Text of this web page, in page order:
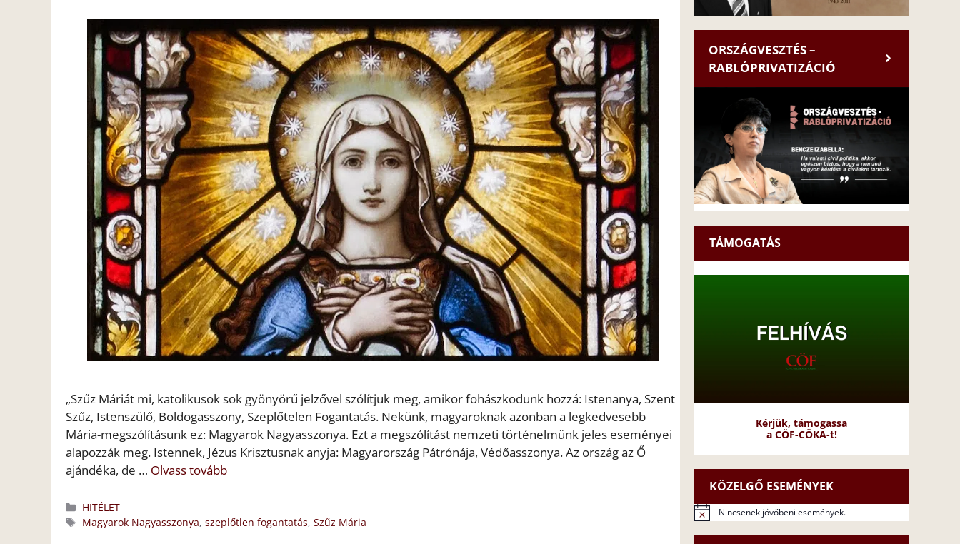
„Szűz Máriát mi, katolikusok sok gyönyörű jelzővel szólítjuk meg, amikor fohászkodunk hozzá: Istenanya, Szent
Szűz, Istenszülő, Boldogasszony, Szeplőtelen Fogantatás. Nekünk, magyaroknak azonban a legkedvesebb
Mária-megszólításunk ez: Magyarok Nagyasszonya. Ezt a megszólítást nemzeti történelmünk jeles eseményei
alapozzák meg. Istennek, Jézus Krisztusnak anyja: Magyarország Pátrónája, Védőasszonya. Az ország az Ő
ajándéka, de … Olvass tovább
Kategória
HITÉLET
Címkék
Magyarok Nagyasszonya,szeplőtlen fogantatás,Szűz Mária
ORSZÁGVESZTÉS –
RABLÓPRIVATIZÁCIÓ
TÁMOGATÁS
Kérjük, támogassa
a CÖF-CÖKA-t!
KÖZELGŐ ESEMÉNYEK
N
t
Nincsenek jövőbeni események.